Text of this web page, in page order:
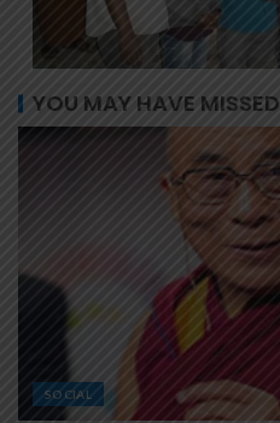
YOU MAY HAVE MISSED
SOCIAL